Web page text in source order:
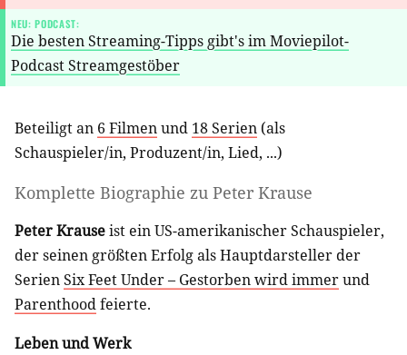
NEU: PODCAST:
Die besten Streaming-Tipps gibt's im Moviepilot-
Podcast Streamgestöber
Beteiligt an 6 Filmenund 18 Serien (als
Schauspieler/in, Produzent/in, Lied, ...)
Komplette Biographie zu Peter Krause
Peter Krauseist ein US-amerikanischer Schauspieler,
der seinen größten Erfolg als Hauptdarsteller der
SerienSix Feet Under – Gestorben wird immerund
Parenthoodfeierte.
Leben und Werk